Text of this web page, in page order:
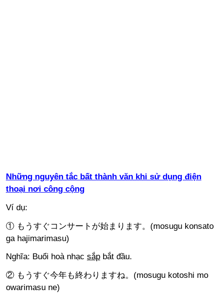
Những nguyên tắc bất thành văn khi sử dụng điện
thoại nơi công cộng
Ví dụ:
① もうすぐコンサートが始まります。(mosugu konsato
ga hajimarimasu)
Nghĩa: Buổi hoà nhạc sắpbắt đầu.
② もうすぐ今年も終わりますね。(mosugu kotoshi mo
owarimasu ne)